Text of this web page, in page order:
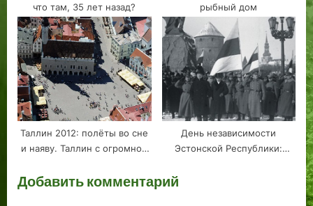
что там, 35 лет назад?
рыбный дом
Таллин 2012: полёты во сне
и наяву. Таллин с огромной
День независимости
Эстонской Республики:
Добавить комментарий